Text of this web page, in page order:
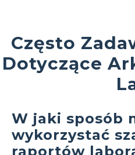
Często
Dotyczące
W jaki sposób
wykorzystać
raportów